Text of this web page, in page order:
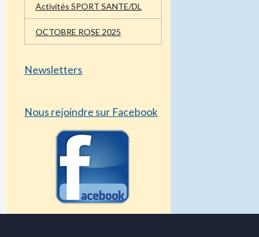
Activités SPORT SANTE/DL
OCTOBRE ROSE 2025
Newsletters
Nous rejoindre sur Facebook